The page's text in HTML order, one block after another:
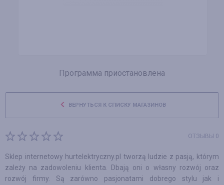
Программа приостановлена
ВЕРНУТЬСЯ К СПИСКУ МАГАЗИНОВ
ОТЗЫВЫ 0
Sklep internetowy hurtelektryczny.pl tworzą ludzie z pasją, którym
zależy na zadowoleniu klienta. Dbają oni o własny rozwój oraz
rozwój firmy. Są zarówno pasjonatami dobrego stylu jak i